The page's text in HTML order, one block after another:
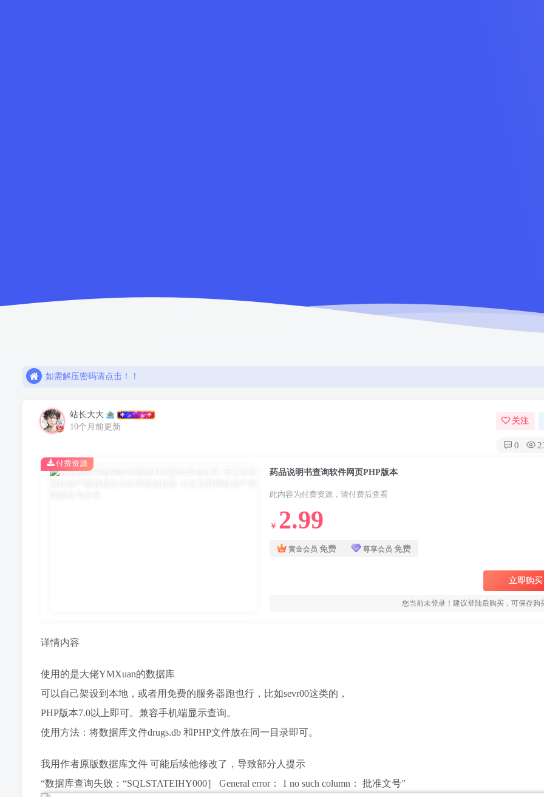
如需解压密码请点击！！
站长大大
10个月前更新
关注
0
药品说明书查询软件网页PHP版本
此内容为付费资源，请付费后查看
￥ 2.99
黄金会员 免费 尊享会员 免费
立即购买
您当前未登录！建议登陆后购买，可保存购
付费资源
详情内容
使用的是大佬YMXuan的数据库
可以自己架设到本地，或者用免费的服务器跑也行，比如sevr00这类的，
PHP版本7.0以上即可。兼容手机端显示查询。
使用方法：将数据库文件drugs.db 和PHP文件放在同一目录即可。
我用作者原版数据库文件 可能后续他修改了，导致部分人提示
“数据库查询失败：“SQLSTATEIHY000］ General error： 1 no such column： 批准文号”